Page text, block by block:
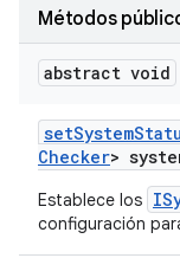
Métodos
abstract void
setSystem
Checker>
Establece los
configuración